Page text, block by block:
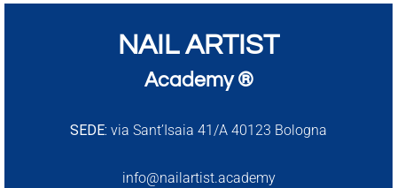
NAIL ARTIST
Academy ®
SEDE: via Sant’Isaia 41/A 40123 Bologna
info@nailartist.academy